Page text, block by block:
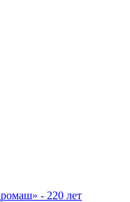
- 220 лет